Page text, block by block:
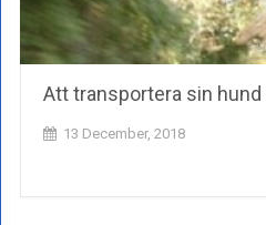
Att transportera sin hund
13 December, 2018